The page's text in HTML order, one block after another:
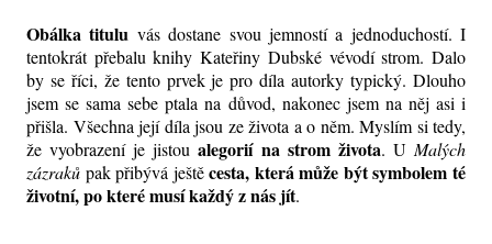
Obálka titulu vás dostane svou jemností a jednoduchostí. I
tentokrát přebalu knihy Kateřiny Dubské vévodí strom. Dalo
by se říci, že tento prvek je pro díla autorky typický. Dlouho
jsem se sama sebe ptala na důvod, nakonec jsem na něj asi i
přišla. Všechna její díla jsou ze života a o něm. Myslím si tedy,
že vyobrazení je jistoualegorií na strom života. U Malých
zázraků pak přibývá ještěcesta, která může být symbolem té
životní, po které musí každý z nás jít.